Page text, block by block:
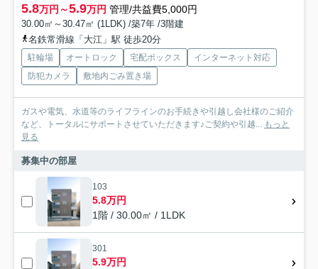
5.8万円～5.9万円 管理/共益費5,000円
30.00㎡～30.47㎡ (1LDK) /築7年 /3階建
名鉄常滑線「大江」駅 徒歩20分
駐輪場 オートロック 宅配ボックス
インターネット対応
防犯カメラ
敷地内ごみ置き場
ガスや電気、水道等のライフラインのお手続きや引越し会社様のご紹介
など、トータルにサポートさせていただきます♪ご契約や引越... もっと
見る
募集中の部屋
103
5.8万円
1階 / 30.00㎡ / 1LDK
301
5.9万円